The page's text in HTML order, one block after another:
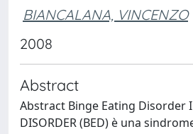
BIANCALANA, VINCENZO
2008
Abstract
Abstract Binge Eating Disorder
DISORDER (BED) è una